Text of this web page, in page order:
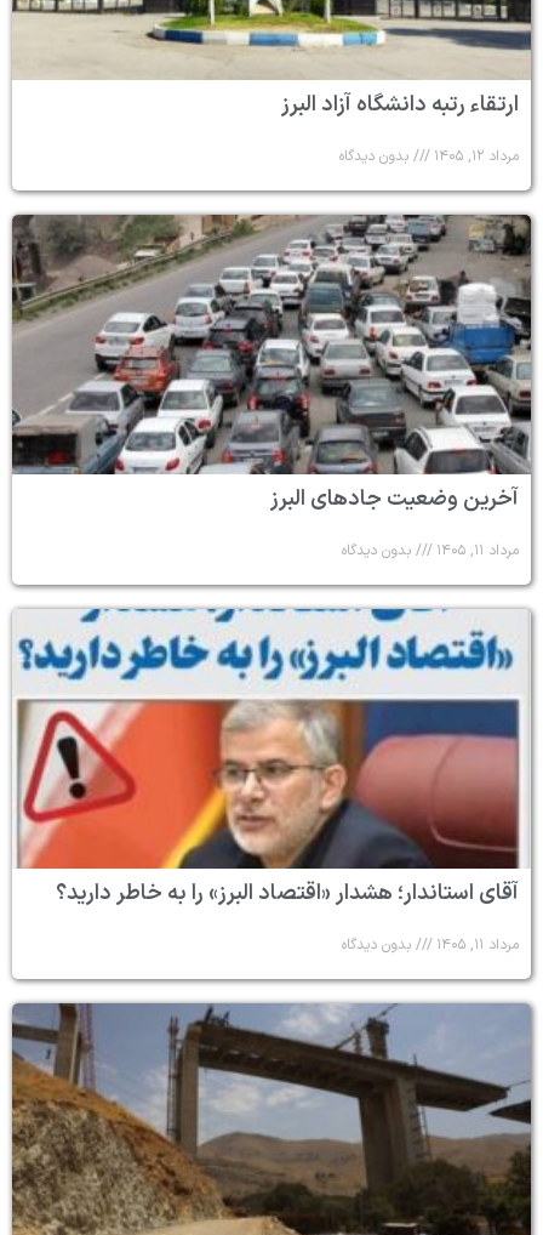
ارتقاء رتبه دانشگاه آزاد البرز
مرداد ۱۲, ۱۴۰۵ بدون دیدگاه
آخرین وضعیت جادهای البرز
مرداد ۱۱, ۱۴۰۵ بدون دیدگاه
آقای استاندار؛ هشدار «اقتصاد البرز» را به خاطر دارید؟
مرداد ۱۱, ۱۴۰۵ بدون دیدگاه